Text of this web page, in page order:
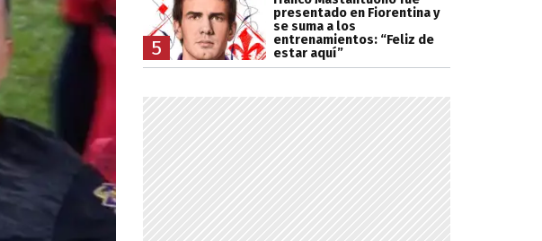
5
presentado en Fiorentina y
se suma a los
entrenamientos: “Feliz de
estar aquí”